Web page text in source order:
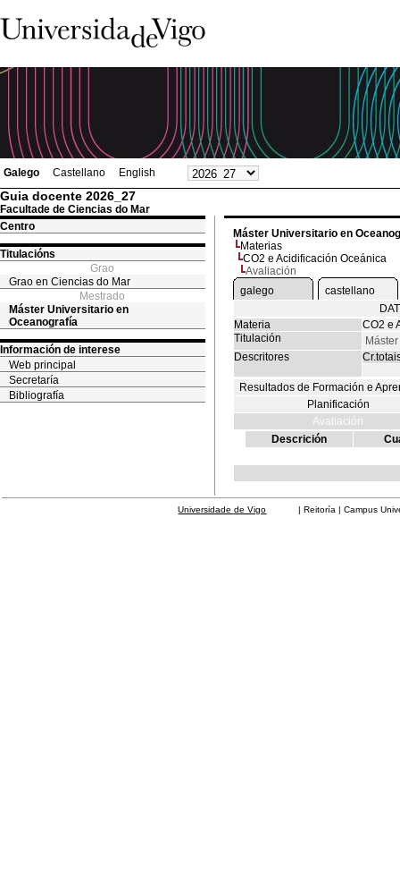
Galego Castellano English
Guia docente 2026_27
Facultade de Ciencias do Mar
Centro
Titulacións
Grao
Grao en Ciencias do Mar
Mestrado
Máster Universitario en
Oceanografía
Información de interese
Web principal
Secretaría
Bibliografía
Máster Universitario en
Materias
CO2 e Acidificación Oceánica
Avaliación
galego
castellano
Materia
CO2 e
Titulación
Descritores
Resultados de Formación e
Planificación
Avaliación
Descrición
Universidade de Vigo | Reitoría | Campus